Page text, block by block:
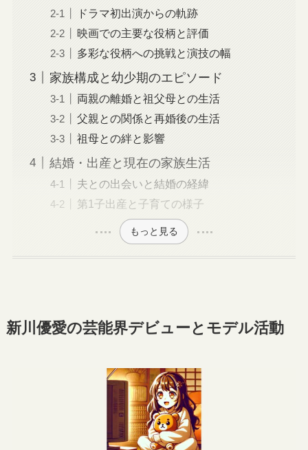
ドラマ初出演からの軌跡
映画での主要な役柄と評価
多彩な役柄への挑戦と演技の幅
家族構成と幼少期のエピソード
両親の離婚と祖父母との生活
父親との関係と再婚後の生活
祖母との絆と影響
結婚・出産と現在の家族生活
夫との出会いと結婚の経緯
第1子出産と子育ての様子
もっと見る
新川優愛の芸能界デビューとモデル活動